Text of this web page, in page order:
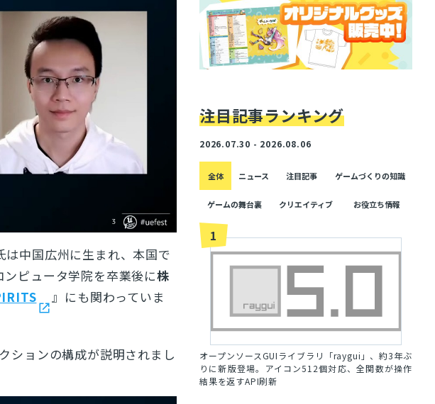
は中国広州に生まれ、本国で
ピュータ学院を卒業後に株
』にも関わっていま
ションの構成が説明されまし
注目記事ランキング
2026.07.30 - 2026.08.06
全体 ニュース 注目記事 ゲームづくりの知識
ゲームの舞台裏 クリエイティブ お役立ち情報
1
オープンソースGUIライブラリ「raygui」、約3年ぶ
りに新版登場。アイコン512個対応、全関数が操作
結果を返すAPI刷新